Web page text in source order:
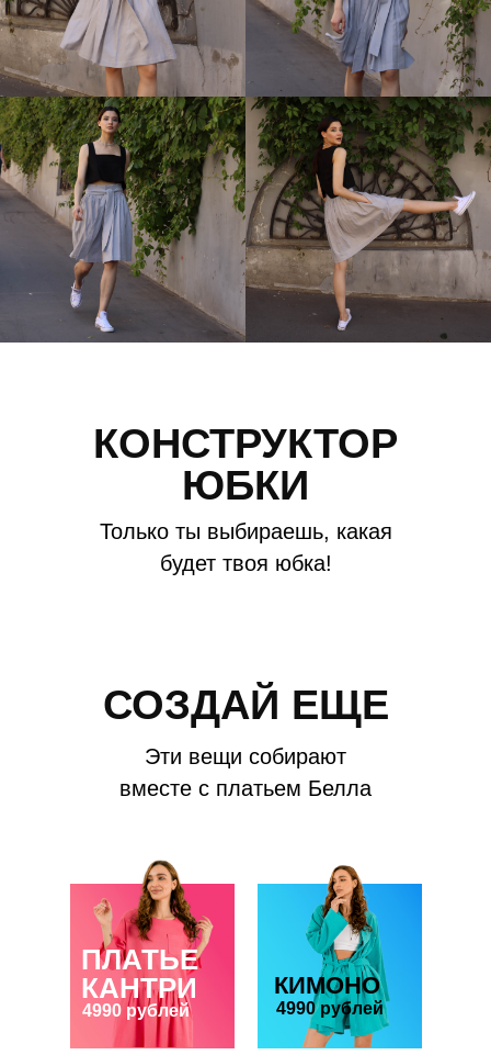
КОНСТРУКТОР
ЮБКИ
Только ты выбираешь, какая
будет твоя юбка!
СОЗДАЙ ЕЩЕ
Эти вещи собирают
вместе с платьем Белла
ПЛАТЬЕ
КАНТРИ
КИМОНО
4990 рублей 4990 рублей